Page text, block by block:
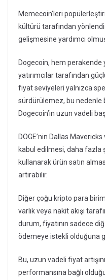
Memecoin’leri
kültürü tarafından
gelişmesine yardımcı
Dogecoin, hem perakende
yatırımcılar tarafından
fiyat seviyeleri yalnızca
sürdürülemez, bu nedenle
Dogecoin’in uzun vadeli
DOGE’nin Dallas
kabul edilmesi, daha fazla
kullanarak ürün satın
artırabilir.
Diğer çoğu kripto para
varlık veya nakit akışı
durum, fiyatının sadece
ödemeye istekli olduğuna
Bu, uzun vadeli fiyat
performansına bağlı